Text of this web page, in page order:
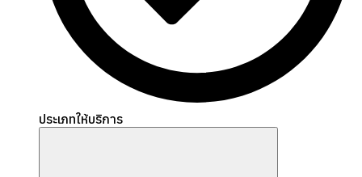
ประเภทให้บริการ